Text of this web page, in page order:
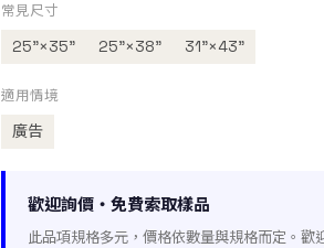
常見尺寸
25”×35” 25”×38” 31”×43”
適用情境
廣告
歡迎詢價・免費索取樣品
此品項規格多元，價格依數量與規格而定。歡